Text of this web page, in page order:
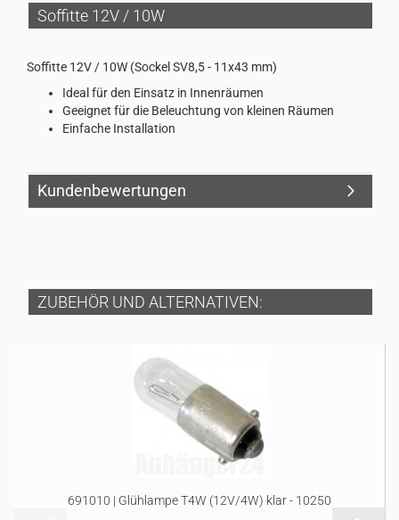
Soffitte 12V / 10W
Soffitte 12V / 10W (Sockel SV8,5 - 11x43 mm)
Ideal für den Einsatz in Innenräumen
Geeignet für die Beleuchtung von kleinen Räumen
Einfache Installation
Kundenbewertungen
ZUBEHÖR UND ALTERNATIVEN:
691010 | Glühlampe T4W (12V/4W) klar - 10250